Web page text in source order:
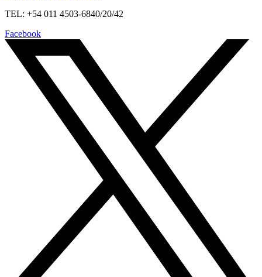
TEL: +54 011 4503-6840/20/42
Facebook